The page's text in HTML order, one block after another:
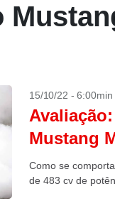
15/10/22 - 6:00min
Mustang
Como se
de 483 cv de